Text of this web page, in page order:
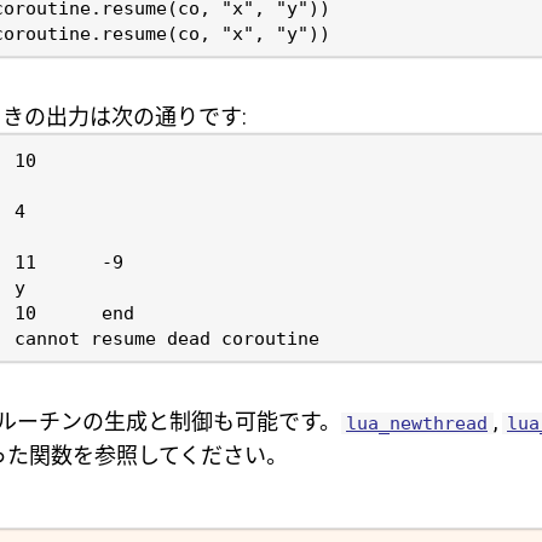
(co , "x" , "y" ))
(co , "x" , "y" ))
の出力は次の通りです:
main    true    4
co-body x       y
main    false   cannot resume dead coroutine
ーチンの生成と制御も可能です。 lua_newthread ,
関数を参照してください。